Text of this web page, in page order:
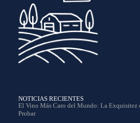
NOTICIAS RECIENTES
El Vino Más Caro del Mundo: La Exquisitez
Probar